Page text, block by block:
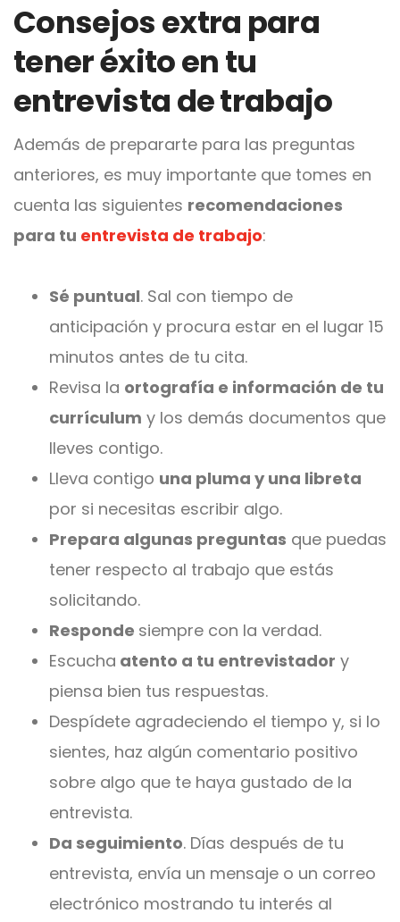
Consejos extra para
tener éxito en tu
entrevista de trabajo
Además de prepararte para las preguntas
anteriores, es muy importante que tomes en
cuenta las siguientes recomendaciones
para tu entrevista de trabajo:
Sé puntual. Sal con tiempo de
anticipación y procura estar en el lugar 15
minutos antes de tu cita.
Revisa la ortografía e información de tu
currículum y los demás documentos que
lleves contigo.
Lleva contigo una pluma y una libreta
por si necesitas escribir algo.
Prepara algunas preguntas que puedas
tener respecto al trabajo que estás
solicitando.
Responde siempre con la verdad.
Escucha atento a tu entrevistador y
piensa bien tus respuestas.
Despídete agradeciendo el tiempo y, si lo
sientes, haz algún comentario positivo
sobre algo que te haya gustado de la
entrevista.
Da seguimiento. Días después de tu
entrevista, envía un mensaje o un correo
electrónico mostrando tu interés al